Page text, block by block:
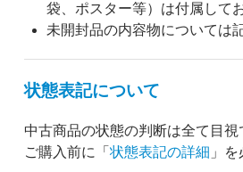
袋、ポスター等）は付属して
未開封品の内容物については
状態表記について
中古商品の状態の判断は全て目視
ご購入前に「 状態表記の詳細 」